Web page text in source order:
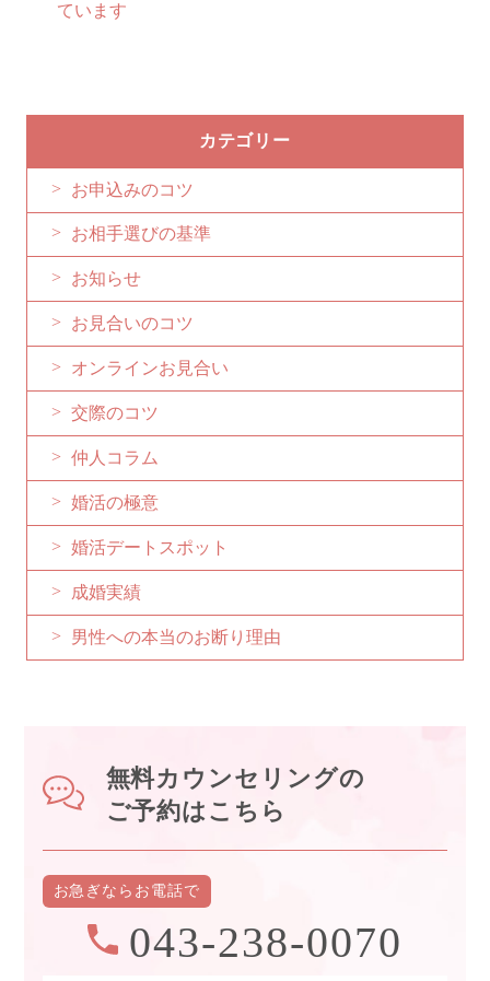
ています
カテゴリー
お申込みのコツ
お相手選びの基準
お知らせ
お見合いのコツ
オンラインお見合い
交際のコツ
仲人コラム
婚活の極意
婚活デートスポット
成婚実績
男性への本当のお断り理由
無料カウンセリングの
ご予約はこちら
お急ぎなら お電話で
043-238-0070